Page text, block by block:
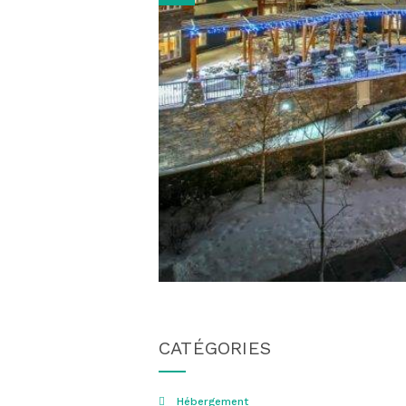
CATÉGORIES
Hébergement